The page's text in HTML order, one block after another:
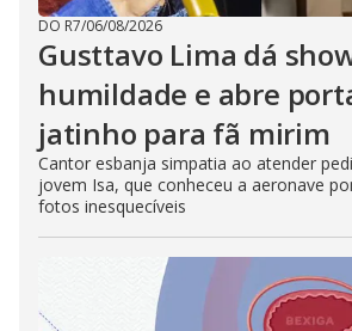
DO R7/06/08/2026
Gusttavo Lima dá
humildade e abre
jatinho para fã mirim
Cantor esbanja simpatia ao atender
jovem Isa, que conheceu a aeronave
fotos inesquecíveis